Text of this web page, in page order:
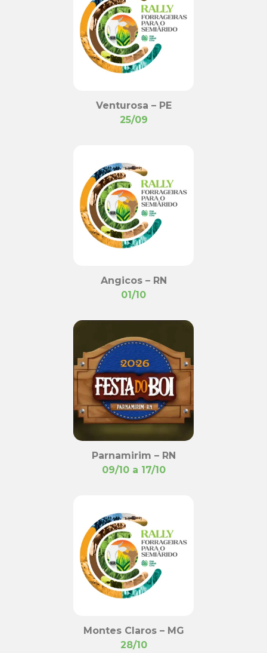
Venturosa – PE
25/09
Angicos – RN
01/10
Parnamirim – RN
09/10 a 17/10
Montes Claros – MG
28/10